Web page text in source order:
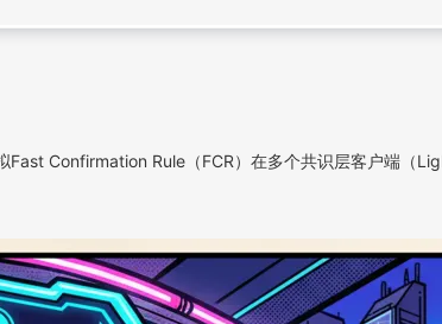
Confirmation Rule（FCR）在多个共识层客户端（